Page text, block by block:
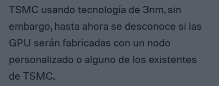
TSMC usando tecnología de 3nm, sin
embargo, hasta ahora se desconoce si las
GPU serán fabricadas con un nodo
personalizado o alguno de los existentes
de TSMC.